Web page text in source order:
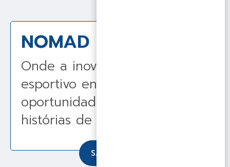
NOMAD
Onde a inovação e o espírito
esportivo encontram
oportunidades para criar
histórias de sucesso.
SAIBA MAIS